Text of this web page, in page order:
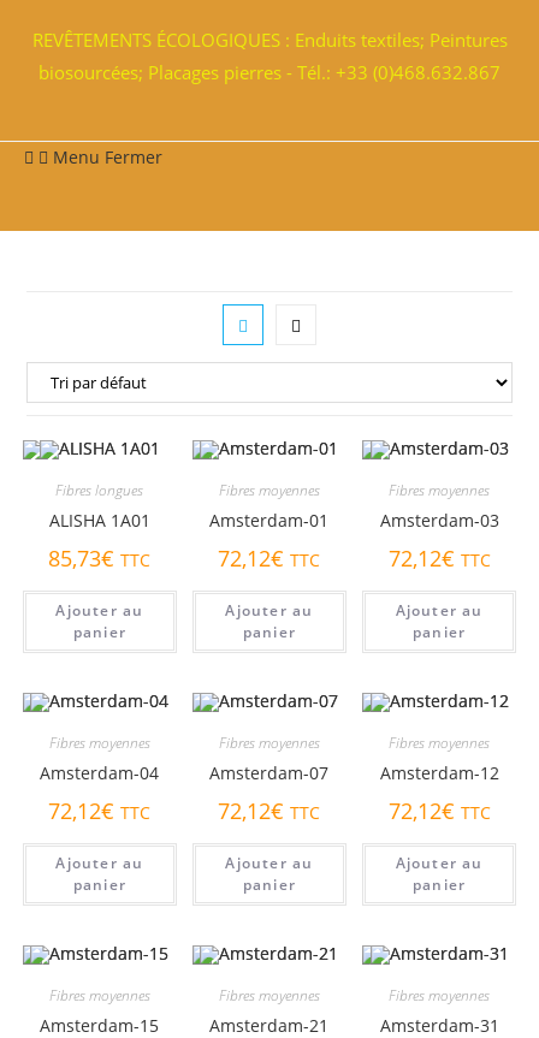
REVÊTEMENTS ÉCOLOGIQUES : Enduits textiles; Peintures
biosourcées; Placages pierres - Tél.: +33 (0)468.632.867
Menu Fermer
Fibres longues
ALISHA 1A01
85,73€ TTC
Ajouter au
panier
Fibres moyennes
Amsterdam-01
72,12€ TTC
Ajouter au
panier
Fibres moyennes
Amsterdam-03
72,12€ TTC
Ajouter au
panier
Fibres moyennes
Amsterdam-04
72,12€ TTC
Ajouter au
panier
Fibres moyennes
Amsterdam-07
72,12€ TTC
Ajouter au
panier
Fibres moyennes
Amsterdam-12
72,12€ TTC
Ajouter au
panier
Fibres moyennes
Amsterdam-15
Fibres moyennes
Amsterdam-21
Fibres moyennes
Amsterdam-31